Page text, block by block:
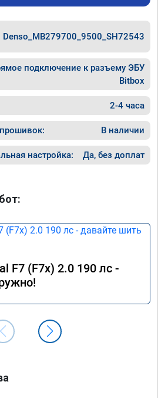
Denso_MB279700_9500_SH72543
подключение к разъему ЭБУ
Bitbox
2-4 часа
В наличии
настройка: Да, без доплат
F7 (F7x) 2.0 190 лс -